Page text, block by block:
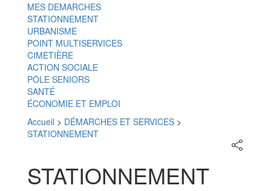
MES DEMARCHES
STATIONNEMENT
URBANISME
POINT MULTISERVICES
CIMETIÈRE
ACTION SOCIALE
PÔLE SENIORS
SANTÉ
ÉCONOMIE ET EMPLOI
Accueil > DÉMARCHES ET SERVICES >
STATIONNEMENT
Partager
sur
STATIONNEMENT